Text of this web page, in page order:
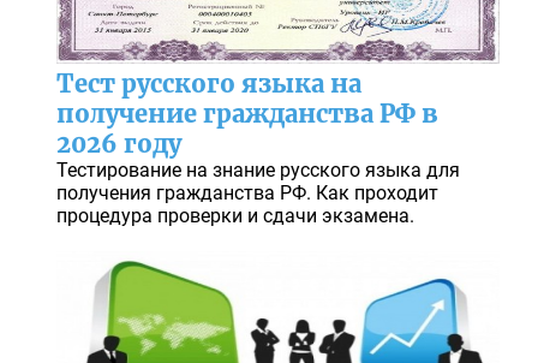
Тест русского языка на
получение гражданства РФ в
2026 году
Тестирование на знание русского языка для
получения гражданства РФ. Как проходит
процедура проверки и сдачи экзамена.